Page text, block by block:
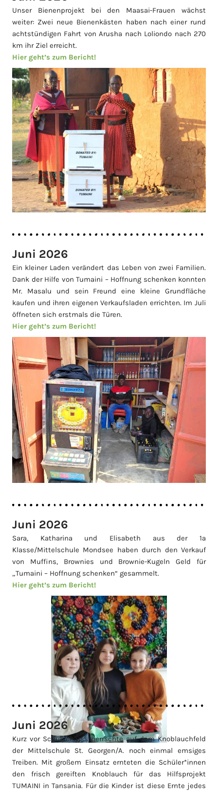
Unser Bienenprojekt bei den Maasai-Frauen wächst
weiter: Zwei neue Bienenkästen haben nach einer rund
achtstündigen Fahrt von Arusha nach Loliondo nach 270
km ihr Ziel erreicht.
Hier geht’s zum Bericht!
Juni 2026
Ein kleiner Laden verändert das Leben von zwei Familien.
Dank der Hilfe von Tumaini – Hoffnung schenken konnten
Mr. Masalu und sein Freund eine kleine Grundfläche
kaufen und ihren eigenen Verkaufsladen errichten. Im Juli
öffneten sich erstmals die Türen.
Hier geht’s zum Bericht!
Juni 2026
Sara, Katharina und Elisabeth aus der 1a
Klasse/Mittelschule Mondsee haben durch den Verkauf
von Muffins, Brownies und Brownie-Kugeln Geld für
„Tumaini – Hoffnung schenken“ gesammelt.
Hier geht’s zum Bericht!
Juni 2026
Kurz vor Schulschluss herrschte auf dem Knoblauchfeld
der Mittelschule St. Georgen/A. noch einmal emsiges
Treiben. Mit großem Einsatz ernteten die Schüler*innen
den frisch gereiften Knoblauch für das Hilfsprojekt
TUMAINI in Tansania. Für die Kinder ist diese Ernte jedes